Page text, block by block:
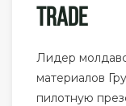
TRADE
Лидер
материалов
пилотную